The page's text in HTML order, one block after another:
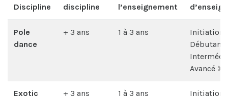
Discipline
discipline
l’enseignement
Pole
dance
+ 3 ans 1 à 3 ans
Initiation
Débutant
Avancé
Exotic
+ 3 ans 1 à 3 ans
Initiation